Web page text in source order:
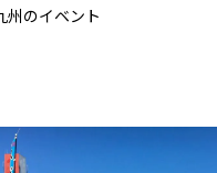
州のイベント